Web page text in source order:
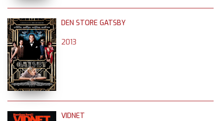
DEN STORE GATSBY
2013
VIDNET